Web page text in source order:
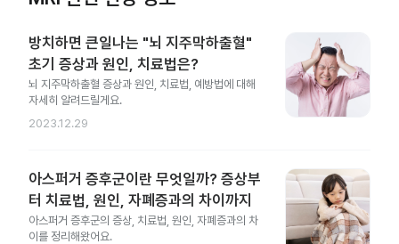
방치하면 큰일나는 "뇌 지주막하출혈"
초기 증상과 원인, 치료법은?
뇌 지주막하출혈 증상과 원인, 치료법, 예방법에 대해
자세히 알려드릴게요.
2023.12.29
아스퍼거 증후군이란 무엇일까? 증상부
터 치료법, 원인, 자폐증과의 차이까지
아스퍼거 증후군의 증상, 치료법, 원인, 자폐증과의 차
이를 정리해왔어요.